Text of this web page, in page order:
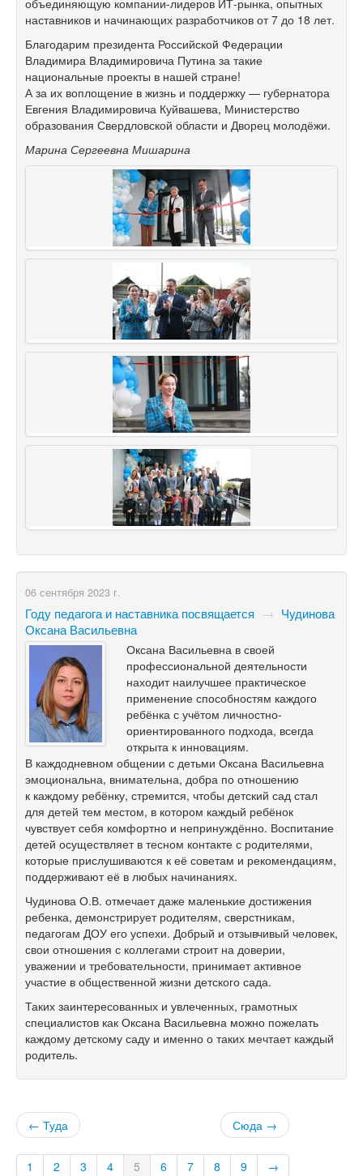
объединяющую компании-лидеров ИТ-рынка, опытных
наставников и начинающих разработчиков от 7 до 18 лет.
Благодарим президента Российской Федерации
Владимира Владимировича Путина за такие
национальные проекты в нашей стране!
А за их воплощение в жизнь и поддержку — губернатора
Евгения Владимировича Куйвашева, Министерство
образования Свердловской области и Дворец молодёжи.
Марина Сергеевна Мишарина
06 сентября 2023 г.
Году педагога и наставника посвящается → Чудинова
Оксана Васильевна
Оксана Васильевна в своей
профессиональной деятельности
находит наилучшее практическое
применение способностям каждого
ребёнка с учётом личностно-
ориентированного подхода, всегда
открыта к инновациям.
В каждодневном общении с детьми Оксана Васильевна
эмоциональна, внимательна, добра по отношению
к каждому ребёнку, стремится, чтобы детский сад стал
для детей тем местом, в котором каждый ребёнок
чувствует себя комфортно и непринуждённо. Воспитание
детей осуществляет в тесном контакте с родителями,
которые прислушиваются к её советам и рекомендациям,
поддерживают её в любых начинаниях.
Чудинова О.В. отмечает даже маленькие достижения
ребенка, демонстрирует родителям, сверстникам,
педагогам ДОУ его успехи. Добрый и отзывчивый человек,
свои отношения с коллегами строит на доверии,
уважении и требовательности, принимает активное
участие в общественной жизни детского сада.
Таких заинтересованных и увлеченных, грамотных
специалистов как Оксана Васильевна можно пожелать
каждому детскому саду и именно о таких мечтает каждый
родитель.
← Туда Сюда →
1 2 3 4 5 6 7 8 9 →